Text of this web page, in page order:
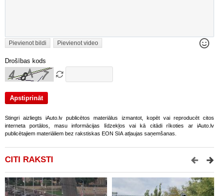
Pievienot bildi Pievienot video
Drošības kods
Stingri aizliegts iAuto.lv publicētos materiālus izmantot, kopēt vai reproducēt citos
interneta portālos, masu informācijas līdzekļos vai kā citādi rīkoties ar iAuto.lv
publicētajiem materiāliem bez rakstiskas EON SIA atļaujas saņemšanas.
CITI RAKSTI